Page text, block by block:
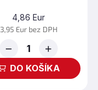
4,86 Eur
3,95 Eur bez DPH
− +
DO KOŠÍKA